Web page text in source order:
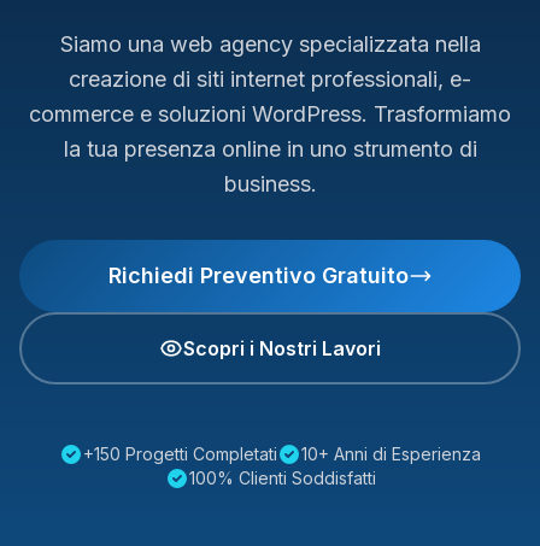
Siamo una web agency specializzata nella
creazione di siti internet professionali, e-
commerce e soluzioni WordPress. Trasformiamo
la tua presenza online in uno strumento di
business.
Richiedi Preventivo Gratuito
Scopri i Nostri Lavori
+150 Progetti Completati
10+ Anni di Esperienza
100% Clienti Soddisfatti